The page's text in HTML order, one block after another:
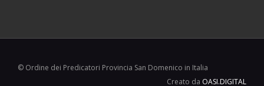
© Ordine dei Predicatori Provincia San Domenico in Italia
Creato da OASI.DIGITAL